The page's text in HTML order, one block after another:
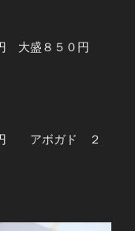
大盛８５０円
アボガド ２